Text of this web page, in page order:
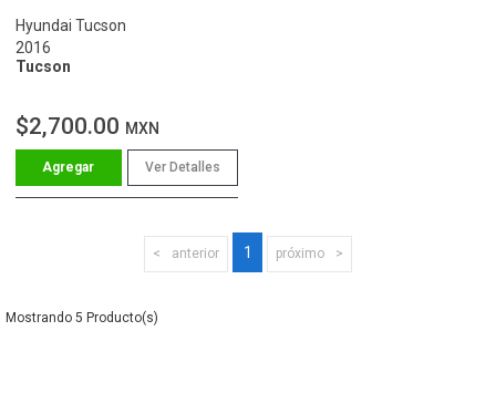
Hyundai Tucson
2016
Tucson
$2,700.00 MXN
Ver Detalles
anterior 1 próximo
5